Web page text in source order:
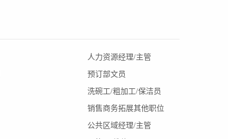
人力资源经理/主管
预订部文员
洗碗工/粗加工/保洁员
销售商务拓展其他职位
公共区域经理/主管